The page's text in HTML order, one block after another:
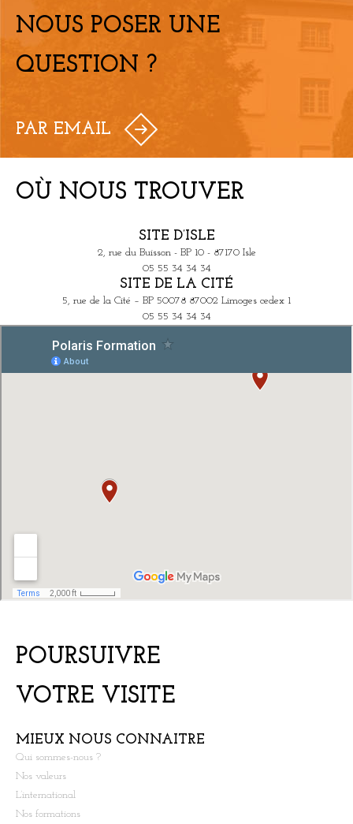
NOUS POSER UNE
QUESTION ?
PAR EMAIL
OÙ NOUS TROUVER
SITE D’ISLE
2, rue du Buisson - BP 10 - 87170 Isle
05 55 34 34 34
SITE DE LA CITÉ
5, rue de la Cité – BP 50078 87002 Limoges cedex 1
05 55 34 34 34
POURSUIVRE
VOTRE VISITE
MIEUX NOUS CONNAITRE
Qui sommes-nous ?
Nos valeurs
L’international
Nos formations